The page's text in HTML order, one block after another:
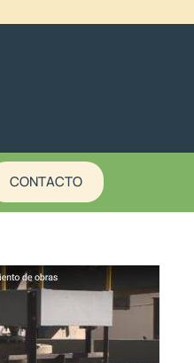
CONTACTO